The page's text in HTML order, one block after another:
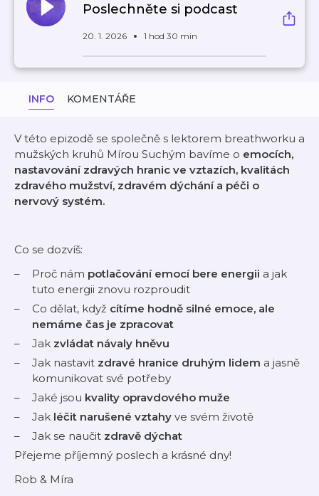
Poslechněte si podcast
20. 1. 2026 1 hod 30 min
INFO KOMENTÁŘE
V této epizodě se společně s lektorem breathworku a
mužských kruhů Mírou Suchým bavíme o emocích,
nastavování zdravých hranic ve vztazích, kvalitách
zdravého mužství, zdravém dýchání a péči o
nervový systém.
Co se dozvíš:
Proč nám potlačování emocí bere energii a jak
tuto energii znovu rozproudit
Co dělat, když cítíme hodně silné emoce, ale
nemáme čas je zpracovat
Jak zvládat návaly hněvu
Jak nastavit zdravé hranice druhým lidem a jasně
komunikovat své potřeby
Jaké jsou kvality opravdového muže
Jak léčit narušené vztahy ve svém životě
Jak se naučit zdravě dýchat
Přejeme příjemný poslech a krásné dny!
Rob & Míra